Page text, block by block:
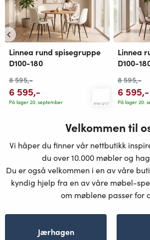
Linnea rund spisegruppe
D100-180
8 595,-
6 595,-
På lager 20. september
Linnea
D100-
8 595,-
6 595,-
På lager 20.
Velkommen til
Vi håper du finner vår nettbutikk
du over 10.000 møbler og
Du er også velkommen i en av våre
kyndig hjelp fra en av våre møbel-
om møblene passer for
Jærhagen